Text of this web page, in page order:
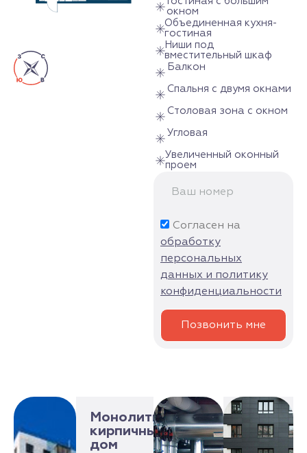
окном
Объединенная кухня-
гостиная
Ниши под
вместительный шкаф
Балкон
Спальня с двумя окнами
Столовая зона с окном
Угловая
Увеличенный оконный
проем
Согласен на
обработку
персональных
данных и политику
конфиденциальности
Позвонить мне
Монолитно-
кирпичный
дом